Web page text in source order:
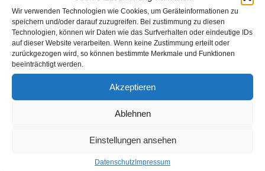
Wir verwenden Technologien wie Cookies, um Geräteinformationen zu
speichern und/oder darauf zuzugreifen. Bei zustimmung zu diesen
Technologien, können wir Daten wie das Surfverhalten oder eindeutige IDs
auf dieser Website verarbeiten. Wenn keine Zustimmung erteilt oder
zurückgezogen wird, so können bestimmte Merkmale und Funktionen
beeinträchtigt werden.
Akzeptieren
Ablehnen
Einstellungen ansehen
Datenschutz Impressum